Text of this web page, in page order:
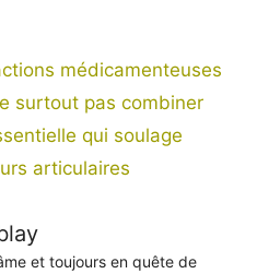
médicamenteuses
surtout pas combiner
qui soulage
articulaires
et toujours en quête de